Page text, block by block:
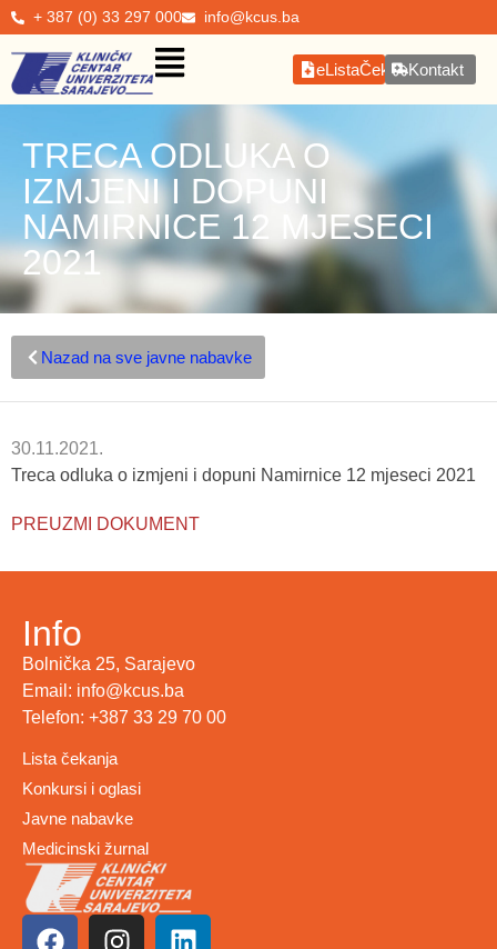
+ 387 (0) 33 297 000 info@kcus.ba
eListaČekanjaKontakt
TRECA ODLUKA O
IZMJENI I DOPUNI
NAMIRNICE 12 MJESECI
2021
Nazad na sve javne nabavke
30.11.2021.
Treca odluka o izmjeni i dopuni Namirnice 12 mjeseci 2021
PREUZMI DOKUMENT
Info
Bolnička 25, Sarajevo
Email: info@kcus.ba
Telefon: +387 33 29 70 00
Lista čekanja
Konkursi i oglasi
Javne nabavke
Medicinski žurnal